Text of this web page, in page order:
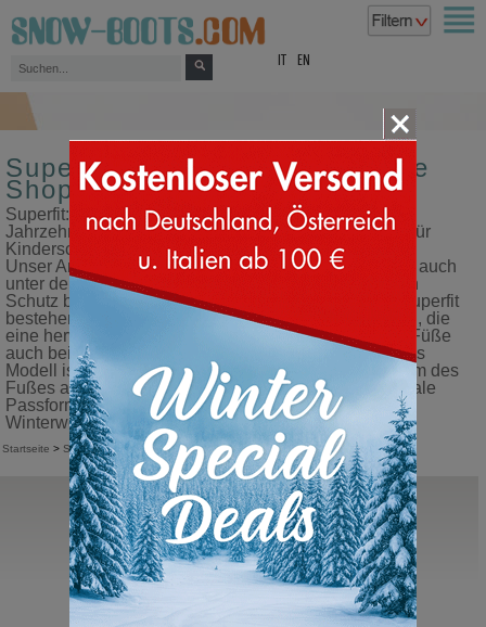
EN
Superfit - Winterstiefel - Online
Shop
Superfit: der Experte für Winterschuhe für Kinder. Seit
Jahrzehnten ist Superfit der europäische Marktführer für
Kinderschuhe mit Schwerpunkt auf der Wintersaison.
Unser Angebot an Schuhen ist so konzipiert, dass sie auch
unter den härtesten Bedingungen einen umfassenden
Schutz bieten. Die wasserdichten Winterstiefel von Superfit
bestehen aus fortschrittlichen technischen Materialien, die
eine hervorragende Wärmeisolierung bieten und die Füße
auch bei Minusgraden warm und trocken halten. Jedes
Modell ist so konzipiert, dass es sich an das Wachstum des
Fußes anpasst und Komfort, Stabilität und eine optimale
Passform garantiert, um den Herausforderungen des
Winterwetters mit Zuversicht zu begegnen.
Startseite > Superfit
Superfit
Icebird Goretex
Kinder Winterstiefel